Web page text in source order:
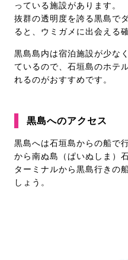
っている施設があります。
抜群の透明度を誇る黒島で
ると、ウミガメに出会える
黒島島内は宿泊施設が少な
ているので、石垣島のホテ
れるのがおすすめです。
黒島へのアクセス
黒島へは石垣島からの船で
から南ぬ島（ぱいぬしま）
ターミナルから黒島行きの
しょう。